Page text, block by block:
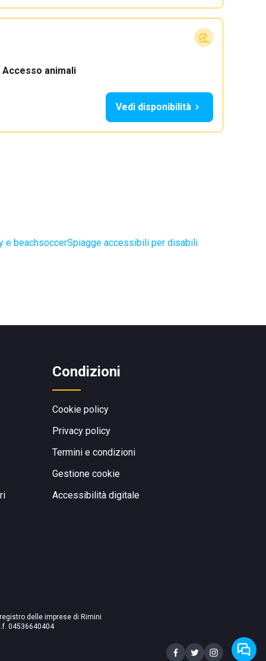
Accesso animali·
Vedi disponibilità
e beachsoccerSpiagge accessibili per disabili
Condizioni
Cookie policy
Privacy policy
Termini e condizioni
Gestione cookie
Accessibilità digitale
delle imprese di Rimini
04536640404